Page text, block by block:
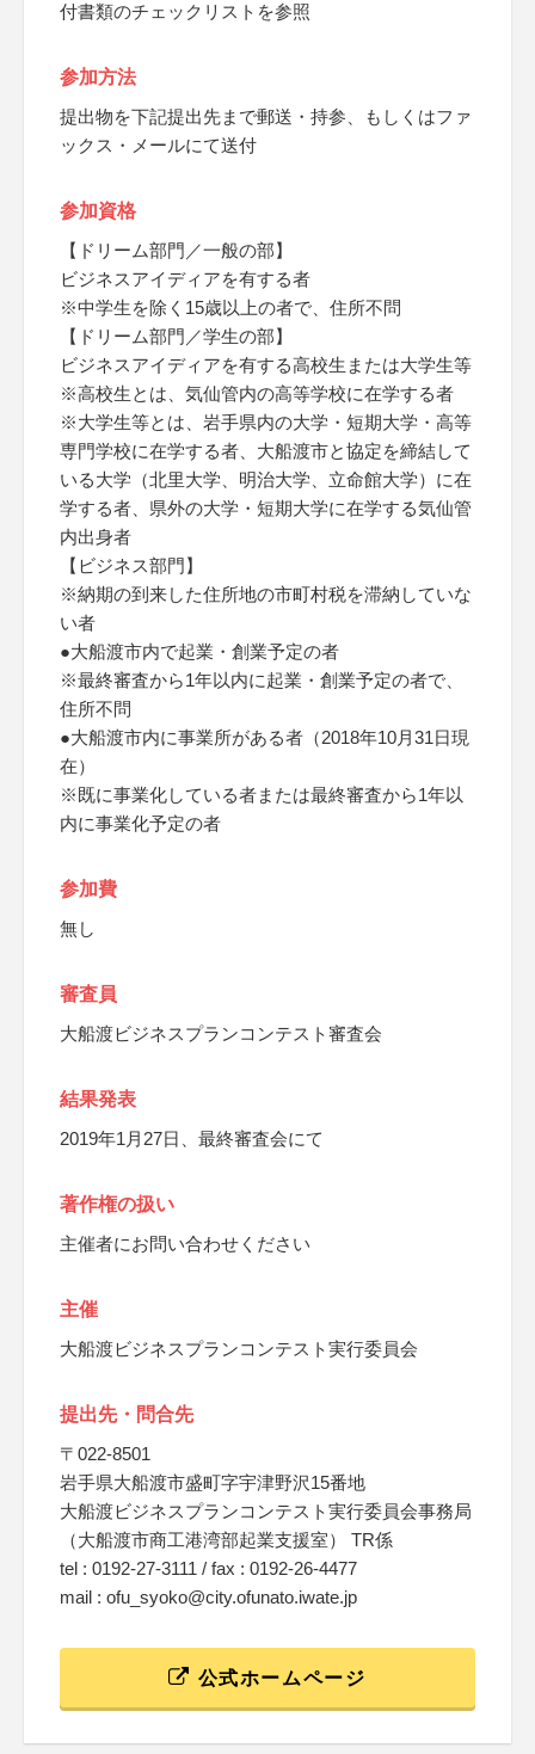
付書類のチェックリストを参照
参加方法
提出物を下記提出先まで郵送・持参、もしくはファ
ックス・メールにて送付
参加資格
【ドリーム部門／一般の部】
ビジネスアイディアを有する者
※中学生を除く15歳以上の者で、住所不問
【ドリーム部門／学生の部】
ビジネスアイディアを有する高校生または大学生等
※高校生とは、気仙管内の高等学校に在学する者
※大学生等とは、岩手県内の大学・短期大学・高等
専門学校に在学する者、大船渡市と協定を締結して
いる大学（北里大学、明治大学、立命館大学）に在
学する者、県外の大学・短期大学に在学する気仙管
内出身者
【ビジネス部門】
※納期の到来した住所地の市町村税を滞納していな
い者
●大船渡市内で起業・創業予定の者
※最終審査から1年以内に起業・創業予定の者で、
住所不問
●大船渡市内に事業所がある者（2018年10月31日現
在）
※既に事業化している者または最終審査から1年以
内に事業化予定の者
参加費
無し
審査員
大船渡ビジネスプランコンテスト審査会
結果発表
2019年1月27日、最終審査会にて
著作権の扱い
主催者にお問い合わせください
主催
大船渡ビジネスプランコンテスト実行委員会
提出先・問合先
〒022-8501
岩手県大船渡市盛町字宇津野沢15番地
大船渡ビジネスプランコンテスト実行委員会事務局
（大船渡市商工港湾部起業支援室） TR係
tel : 0192-27-3111 / fax : 0192-26-4477
mail : ofu_syoko@city.ofunato.iwate.jp
公式ホームページ